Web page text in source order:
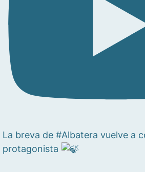
La breva de #Albatera vuelve a
protagonista